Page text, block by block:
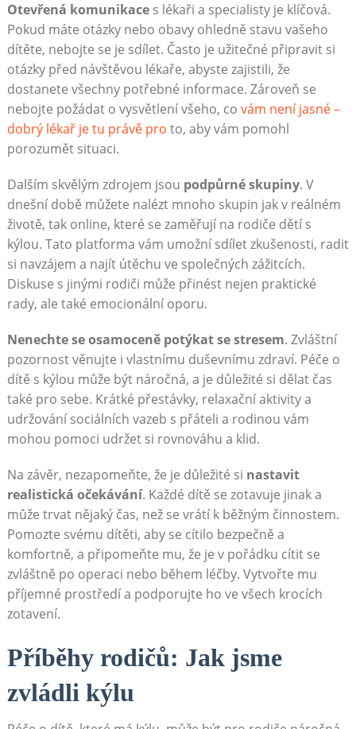
Otevřená komunikaces lékaři a specialisty je klíčová.
Pokud máte otázky nebo obavy ohledně stavu vašeho
dítěte, nebojte se je sdílet. Často je užitečné připravit si
otázky před návštěvou lékaře, abyste zajistili, že
dostanete všechny potřebné informace. Zároveň se
nebojte požádat o vysvětlení všeho, co vám není jasné –
dobrý lékař je tu právě pro to, aby vám pomohl
porozumět situaci.
Dalším skvělým zdrojem jsou podpůrné skupiny. V
dnešní době můžete nalézt mnoho skupin jak v reálném
životě, tak online, které se zaměřují na rodiče dětí s
kýlou. Tato platforma vám umožní sdílet zkušenosti, radit
si navzájem a najít útěchu ve společných zážitcích.
Diskuse s jinými rodiči může přinést nejen praktické
rady, ale také emocionální oporu.
Nenechte se osamoceně potýkat se stresem. Zvláštní
pozornost věnujte i vlastnímu duševnímu zdraví. Péče o
dítě s kýlou může být náročná, a je důležité si dělat čas
také pro sebe. Krátké přestávky, relaxační aktivity a
udržování sociálních vazeb s přáteli a rodinou vám
mohou pomoci udržet si rovnováhu a klid.
Na závěr, nezapomeňte, že je důležité si nastavit
realistická očekávání. Každé dítě se zotavuje jinak a
může trvat nějaký čas, než se vrátí k běžným činnostem.
Pomozte svému dítěti, aby se cítilo bezpečně a
komfortně, a připomeňte mu, že je v pořádku cítit se
zvláštně po operaci nebo během léčby. Vytvořte mu
příjemné prostředí a podporujte ho ve všech krocích
zotavení.
Příběhy rodičů: Jak jsme
zvládli kýlu